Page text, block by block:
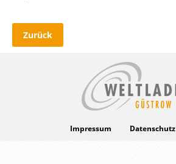
Zurück
Impressum Datenschutz